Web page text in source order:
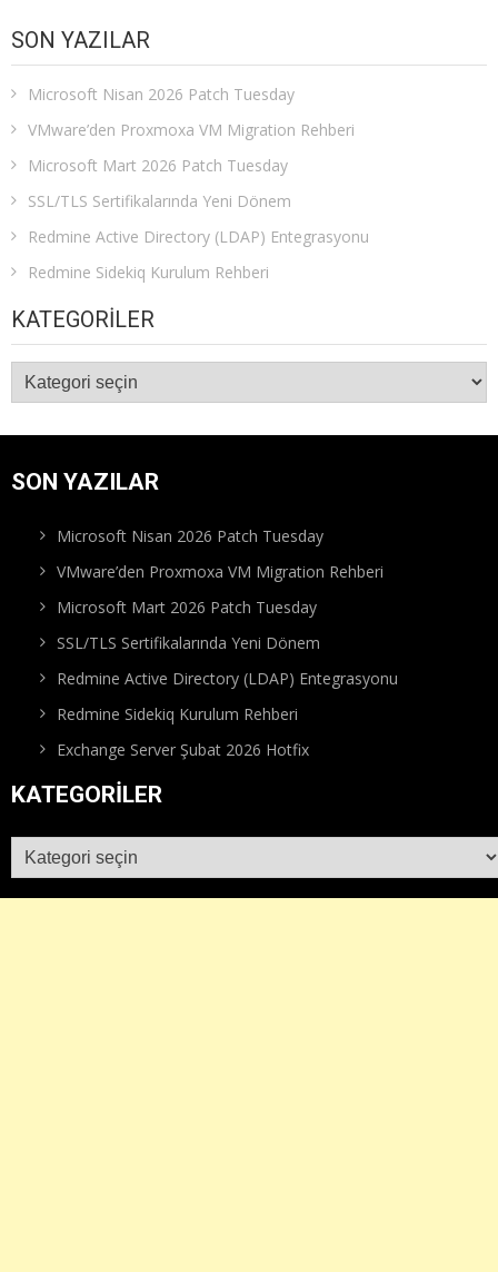
SON YAZILAR
Microsoft Nisan 2026 Patch Tuesday
VMware’den Proxmoxa VM Migration Rehberi
Microsoft Mart 2026 Patch Tuesday
SSL/TLS Sertifikalarında Yeni Dönem
Redmine Active Directory (LDAP) Entegrasyonu
Redmine Sidekiq Kurulum Rehberi
KATEGORILER
Kategoriler
SON YAZILAR
Microsoft Nisan 2026 Patch Tuesday
VMware’den Proxmoxa VM Migration Rehberi
Microsoft Mart 2026 Patch Tuesday
SSL/TLS Sertifikalarında Yeni Dönem
Redmine Active Directory (LDAP) Entegrasyonu
Redmine Sidekiq Kurulum Rehberi
Exchange Server Şubat 2026 Hotfix
KATEGORILER